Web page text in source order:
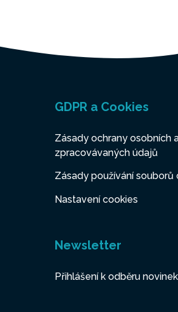
GDPR a Cookies
Zásady ochrany osobních
zpracovávaných údajů
Zásady používání souborů
Nastavení cookies
Newsletter
Přihlášení k odběru novinek